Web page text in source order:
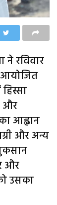
ने रविवार
आयोजित
और
आह्वान
और अन्य
और
उसका